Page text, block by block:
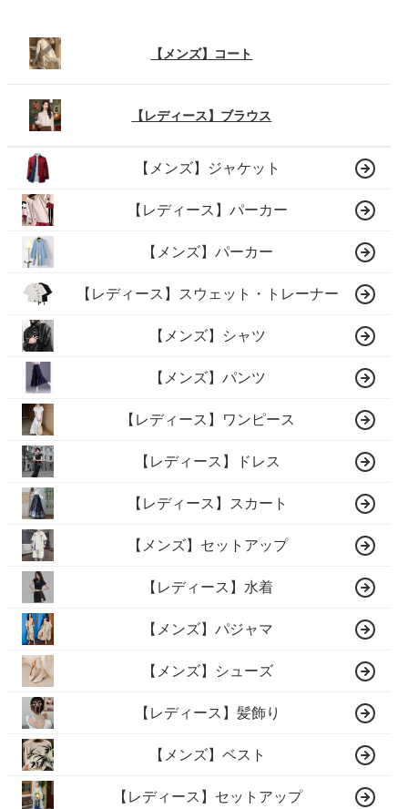
【メンズ】コート
【レディース】ブラウス
【メンズ】ジャケット
【レディース】パーカー
【メンズ】パーカー
【レディース】スウェット・トレーナー
【メンズ】シャツ
【メンズ】パンツ
【レディース】ワンピース
【レディース】ドレス
【レディース】スカート
【メンズ】セットアップ
【レディース】水着
【メンズ】パジャマ
【メンズ】シューズ
【レディース】髪飾り
【メンズ】ベスト
【レディース】セットアップ